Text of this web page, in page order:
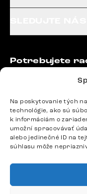
Na poskytovanie tých
technológie, ako sú
k informáciám o
umožní spracovávať
alebo jedinečné ID na
súhlasu môže
Potrebujete
Po – Pia: 9:00 – 17:00
Odpovedáme do 24
Google recenzie